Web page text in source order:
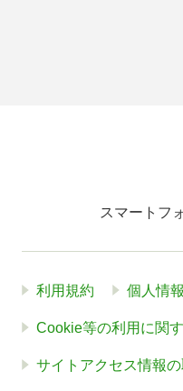
スマートフ
利用規約 個人情
Cookie等の利用に関
サイトアクセス情報